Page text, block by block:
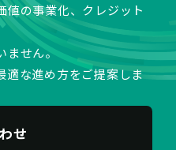
値の事業化、クレジット
ません。
適な進め方をご提案しま
せ